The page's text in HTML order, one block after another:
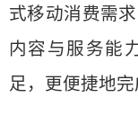
式移动消费需
内容与服务能
足，更便捷地完